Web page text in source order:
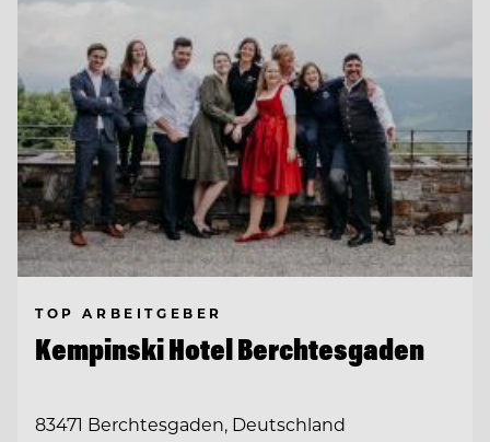
TOP ARBEITGEBER
Kempinski Hotel Berchtesgaden
83471 Berchtesgaden, Deutschland